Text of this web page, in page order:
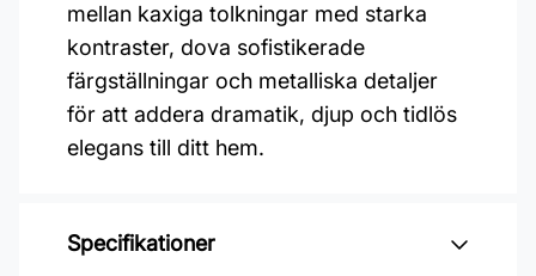
mellan kaxiga tolkningar med starka
kontraster, dova sofistikerade
färgställningar och metalliska detaljer
för att addera dramatik, djup och tidlös
elegans till ditt hem.
Specifikationer